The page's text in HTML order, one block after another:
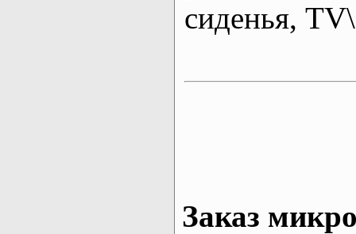
сиденья,
Заказ